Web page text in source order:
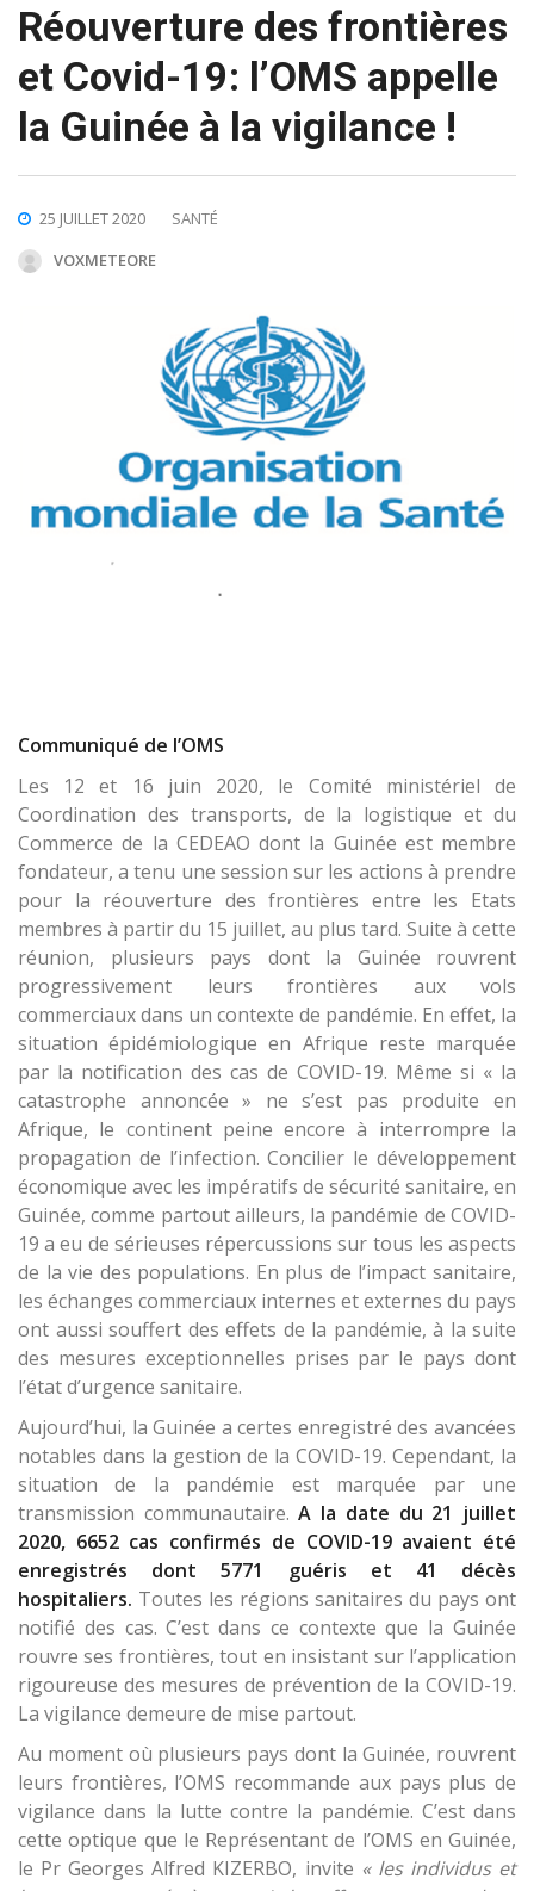
Réouverture des frontières
et Covid-19: l’OMS appelle
la Guinée à la vigilance !
25 JUILLET 2020
SANTÉ
VOXMETEORE
Communiqué de l’OMS
Les 12 et 16 juin 2020, le Comité ministériel de
Coordination des transports, de la logistique et du
Commerce de la CEDEAO dont la Guinée est membre
fondateur, a tenu une session sur les actions à prendre
pour la réouverture des frontières entre les Etats
membres à partir du 15 juillet, au plus tard. Suite à cette
réunion, plusieurs pays dont la Guinée rouvrent
progressivement leurs frontières aux vols
commerciaux dans un contexte de pandémie. En effet, la
situation épidémiologique en Afrique reste marquée
par la notification des cas de COVID-19. Même si « la
catastrophe annoncée » ne s’est pas produite en
Afrique, le continent peine encore à interrompre la
propagation de l’infection. Concilier le développement
économique avec les impératifs de sécurité sanitaire, en
Guinée, comme partout ailleurs, la pandémie de COVID-
19 a eu de sérieuses répercussions sur tous les aspects
de la vie des populations. En plus de l’impact sanitaire,
les échanges commerciaux internes et externes du pays
ont aussi souffert des effets de la pandémie, à la suite
des mesures exceptionnelles prises par le pays dont
l’état d’urgence sanitaire.
Aujourd’hui, la Guinée a certes enregistré des avancées
notables dans la gestion de la COVID-19. Cependant, la
situation de la pandémie est marquée par une
transmission communautaire.A la date du 21 juillet
2020, 6652 cas confirmés de COVID-19 avaient été
enregistrés dont 5771 guéris et 41 décès
hospitaliers. Toutes les régions sanitaires du pays ont
notifié des cas. C’est dans ce contexte que la Guinée
rouvre ses frontières, tout en insistant sur l’application
rigoureuse des mesures de prévention de la COVID-19.
La vigilance demeure de mise partout.
Au moment où plusieurs pays dont la Guinée, rouvrent
leurs frontières, l’OMS recommande aux pays plus de
vigilance dans la lutte contre la pandémie. C’est dans
cette optique que le Représentant de l’OMS en Guinée,
le Pr Georges Alfred KIZERBO, invite « les individus et